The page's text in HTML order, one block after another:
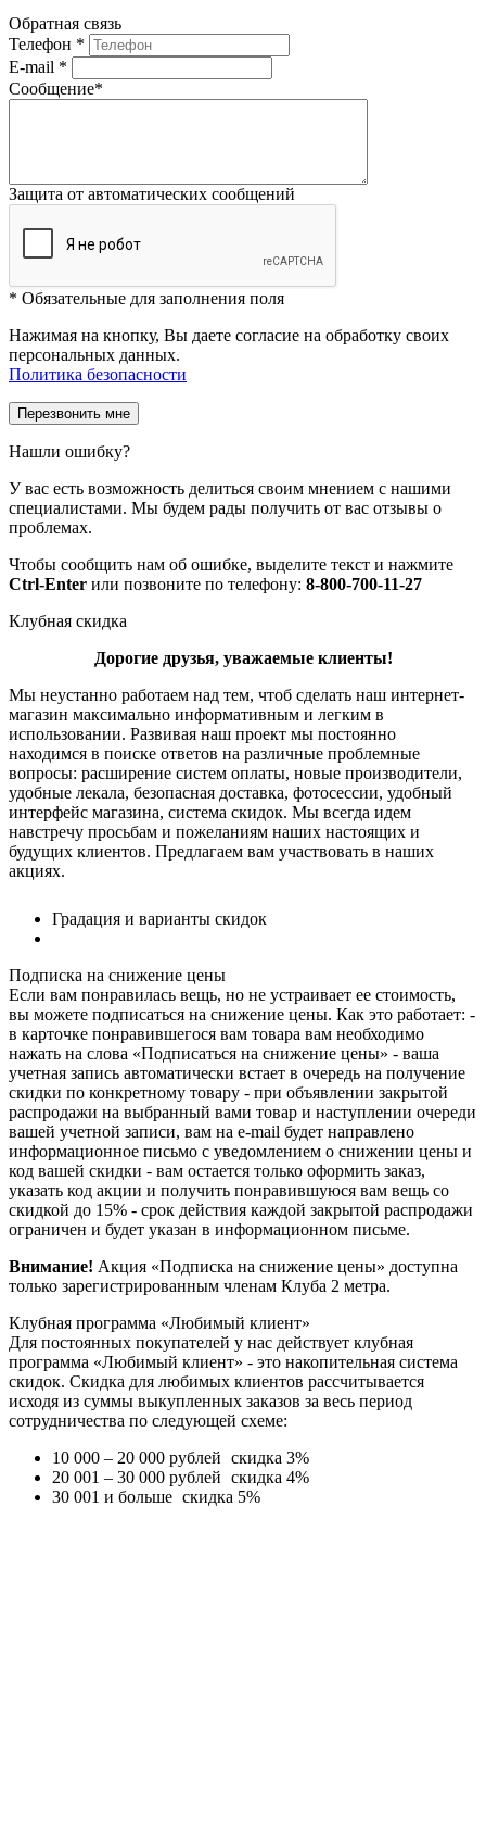
Обратная связь
Телефон *
E-mail *
Сообщение*
Защита от автоматических сообщений
* Обязательные для заполнения поля
Нажимая на кнопку, Вы даете согласие на обработку своих
персональных данных.
Политика безопасности
Нашли ошибку?
У вас есть возможность делиться своим мнением с нашими
специалистами. Мы будем рады получить от вас отзывы о
проблемах.
Чтобы сообщить нам об ошибке, выделите текст и нажмите
Ctrl-Enter или позвоните по телефону: 8-800-700-11-27
Клубная скидка
Дорогие друзья, уважаемые клиенты!
Мы неустанно работаем над тем, чтоб сделать наш интернет-
магазин максимально информативным и легким в
использовании. Развивая наш проект мы постоянно
находимся в поиске ответов на различные проблемные
вопросы: расширение систем оплаты, новые производители,
удобные лекала, безопасная доставка, фотосессии, удобный
интерфейс магазина, система скидок. Мы всегда идем
навстречу просьбам и пожеланиям наших настоящих и
будущих клиентов. Предлагаем вам участвовать в наших
акциях.
Градация и варианты скидок
Подписка на снижение цены
Если вам понравилась вещь, но не устраивает ее стоимость,
вы можете подписаться на снижение цены. Как это работает: -
в карточке понравившегося вам товара вам необходимо
нажать на слова «Подписаться на снижение цены» - ваша
учетная запись автоматически встает в очередь на получение
скидки по конкретному товару - при объявлении закрытой
распродажи на выбранный вами товар и наступлении очереди
вашей учетной записи, вам на e-mail будет направлено
информационное письмо с уведомлением о снижении цены и
код вашей скидки - вам остается только оформить заказ,
указать код акции и получить понравившуюся вам вещь со
скидкой до 15% - срок действия каждой закрытой распродажи
ограничен и будет указан в информационном письме.
Внимание! Акция «Подписка на снижение цены» доступна
только зарегистрированным членам Клуба 2 метра.
Клубная программа «Любимый клиент»
Для постоянных покупателей у нас действует клубная
программа «Любимый клиент» - это накопительная система
скидок. Скидка для любимых клиентов рассчитывается
исходя из суммы выкупленных заказов за весь период
сотрудничества по следующей схеме:
10 000 – 20 000 рублей скидка 3%
20 001 – 30 000 рублей скидка 4%
30 001 и больше скидка 5%